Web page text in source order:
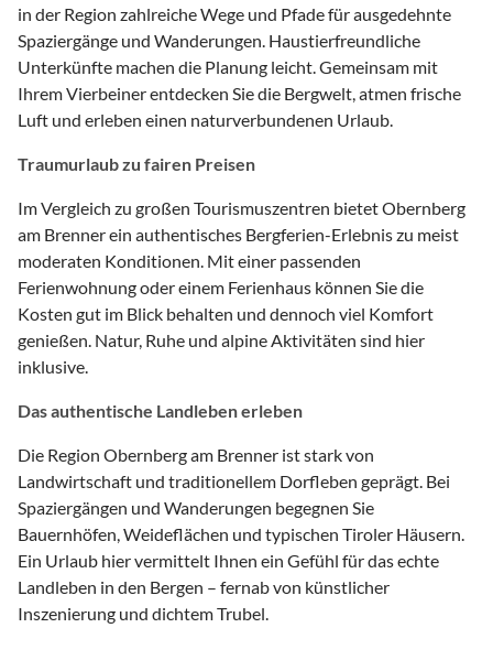
in der Region zahlreiche Wege und Pfade für ausgedehnte
Spaziergänge und Wanderungen. Haustierfreundliche
Unterkünfte machen die Planung leicht. Gemeinsam mit
Ihrem Vierbeiner entdecken Sie die Bergwelt, atmen frische
Luft und erleben einen naturverbundenen Urlaub.
Traumurlaub zu fairen Preisen
Im Vergleich zu großen Tourismuszentren bietet Obernberg
am Brenner ein authentisches Bergferien-Erlebnis zu meist
moderaten Konditionen. Mit einer passenden
Ferienwohnung oder einem Ferienhaus können Sie die
Kosten gut im Blick behalten und dennoch viel Komfort
genießen. Natur, Ruhe und alpine Aktivitäten sind hier
inklusive.
Das authentische Landleben erleben
Die Region Obernberg am Brenner ist stark von
Landwirtschaft und traditionellem Dorfleben geprägt. Bei
Spaziergängen und Wanderungen begegnen Sie
Bauernhöfen, Weideflächen und typischen Tiroler Häusern.
Ein Urlaub hier vermittelt Ihnen ein Gefühl für das echte
Landleben in den Bergen – fernab von künstlicher
Inszenierung und dichtem Trubel.